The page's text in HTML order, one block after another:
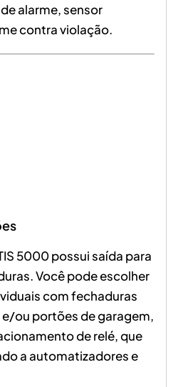
alarme, sensor
contra violação.
5000 possui saída para
Você pode escolher
com fechaduras
ou portões de garagem,
de relé, que
a automatizadores e